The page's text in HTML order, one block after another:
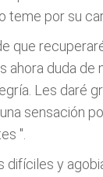
teme por su
que
ahora duda de
Les daré
sensación
".
difíciles y